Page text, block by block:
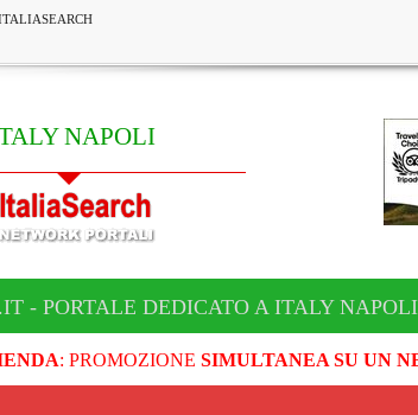
NAPOLI
- PORTALE DEDICATO A ITALY NAPOLI
: PROMOZIONE SIMULTANEA SU UN